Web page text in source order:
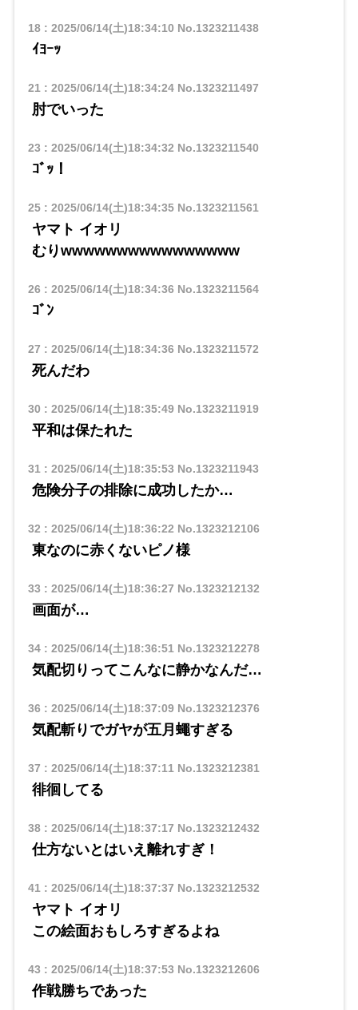
18: 2025/06/14(土)18:34:10 No.1323211438
ｲﾖｰｯ
21 : 2025/06/14(土)18:34:24No.1323211497
肘でいった
23 : 2025/06/14(土)18:34:32 No.1323211540
ｺﾞｯ！
25: 2025/06/14(土)18:34:35No.1323211561
ヤマト イオリ
​​むりwwwwwwwwwwwwwwww
26 : 2025/06/14(土)18:34:36 No.1323211564
ｺﾞﾝ
27 : 2025/06/14(土)18:34:36 No.1323211572
死んだわ
30 : 2025/06/14(土)18:35:49No.1323211919
平和は保たれた
31 : 2025/06/14(土)18:35:53 No.1323211943
危険分子の排除に成功したか…
32 : 2025/06/14(土)18:36:22 No.1323212106
東なのに赤くないピノ様
33 : 2025/06/14(土)18:36:27 No.1323212132
画面が…
34: 2025/06/14(土)18:36:51 No.1323212278
気配切りってこんなに静かなんだ…
36 : 2025/06/14(土)18:37:09No.1323212376
気配斬りでガヤが五月蠅すぎる
37 : 2025/06/14(土)18:37:11 No.1323212381
徘徊してる
38: 2025/06/14(土)18:37:17 No.1323212432
仕方ないとはいえ離れすぎ！
41 : 2025/06/14(土)18:37:37 No.1323212532
ヤマト イオリ
​​この絵面おもしろすぎるよね
43 : 2025/06/14(土)18:37:53 No.1323212606
作戦勝ちであった